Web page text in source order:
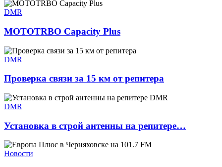
DMR
MOTOTRBO Capacity Plus
DMR
Проверка связи за 15 км от репитера
DMR
Установка в строй антенны на репитере…
Новости